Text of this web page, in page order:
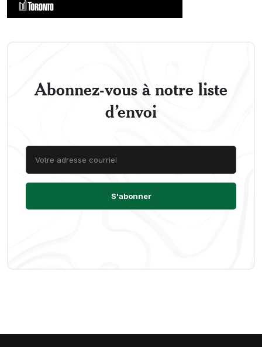
Abonnez-vous à notre liste
d’envoi